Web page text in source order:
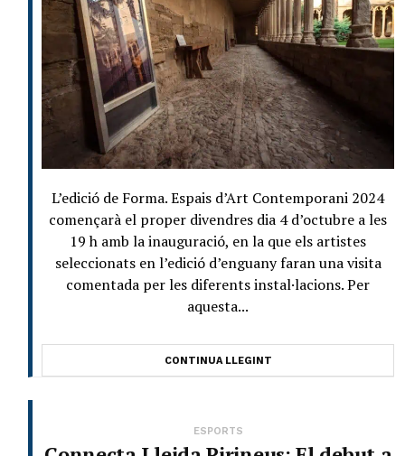
L’edició de Forma. Espais d’Art Contemporani 2024
començarà el proper divendres dia 4 d’octubre a les
19 h amb la inauguració, en la que els artistes
seleccionats en l’edició d’enguany faran una visita
comentada per les diferents instal·lacions. Per
aquesta...
CONTINUA LLEGINT
ESPORTS